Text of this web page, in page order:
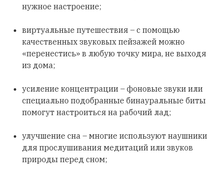
нужное настроение;
виртуальные путешествия – с помощью
качественных звуковых пейзажей можно
«перенестись» в любую точку мира, не выходя
из дома;
усиление концентрации – фоновые звуки или
специально подобранные бинауральные биты
помогут настроиться на рабочий лад;
улучшение сна – многие используют наушники
для прослушивания медитаций или звуков
природы перед сном;